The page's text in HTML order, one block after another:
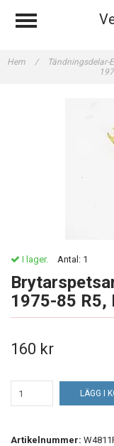
Hem / Tändningsdelar-
I lager. Antal: 1
1975-85 R5,
160 kr
LÄGG I
Artikelnummer: